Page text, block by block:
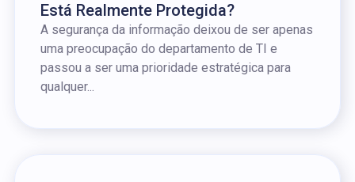
Está Realmente Protegida?
A segurança da informação deixou de ser apenas
uma preocupação do departamento de TI e
passou a ser uma prioridade estratégica para
qualquer...